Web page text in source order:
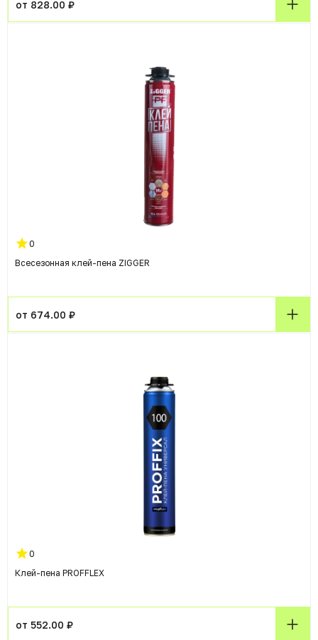
от 828.00 ₽
0
Всесезонная клей-пена ZIGGER
от 674.00 ₽
0
Клей-пена PROFFLEX
от 552.00 ₽